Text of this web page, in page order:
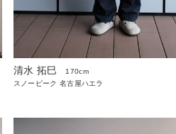
清水 拓巳
170cm
スノーピーク 名古屋ハエラ